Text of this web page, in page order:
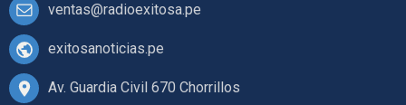
ventas@radioexitosa.pe
exitosanoticias.pe
Av. Guardia Civil 670 Chorrillos